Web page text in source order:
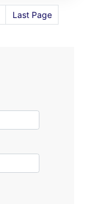
Last Page